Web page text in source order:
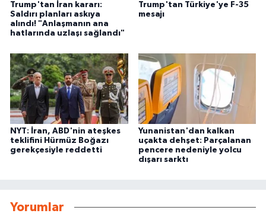
Trump'tan İran kararı:
Saldırı planları askıya
alındı! "Anlaşmanın ana
hatlarında uzlaşı sağlandı"
Trump'tan Türkiye'ye F-35
mesajı
NYT: İran, ABD'nin ateşkes
teklifini Hürmüz Boğazı
gerekçesiyle reddetti
Yunanistan'dan kalkan
uçakta dehşet: Parçalanan
pencere nedeniyle yolcu
dışarı sarktı
Yorumlar